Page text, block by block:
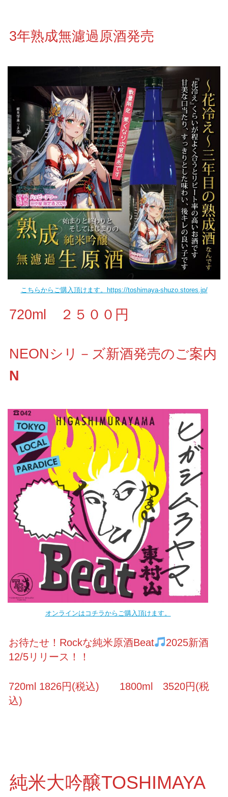
3年熟成無濾過原酒発売
こちらからご購入頂けます。https://toshimaya-shuzo.stores.jp/
720ml ２５００円
NEONシリ－ズ新酒発売のご案内
N
オンラインはコチラからご購入頂けます。
お待たせ！Rockな純米原酒Beat
2025新酒
12/5リリース！！
720ml 1826円(税込) 1800ml 3520円(税
込)
純米大吟醸TOSHIMAYA